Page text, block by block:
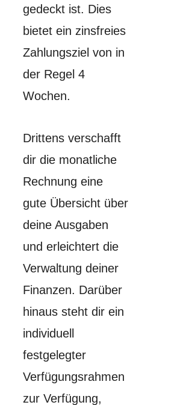
gedeckt ist. Dies
bietet ein zinsfreies
Zahlungsziel von in
der Regel 4
Wochen.
Drittens verschafft
dir die monatliche
Rechnung eine
gute Übersicht über
deine Ausgaben
und erleichtert die
Verwaltung deiner
Finanzen. Darüber
hinaus steht dir ein
individuell
festgelegter
Verfügungsrahmen
zur Verfügung,